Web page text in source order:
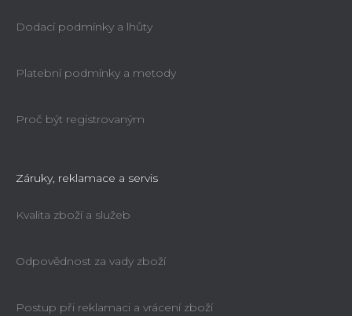
Dodací podmínky a lhůty
Platební podmínky a metody
Proč být registrovaným
Záruky, reklamace a servis
Kvalita zboží a služeb
Odpovědnost za vady zboží
Postup při reklamaci a vrácení zboží